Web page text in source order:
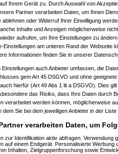
Ihrem Gerät zu. Durch Auswahl von
Partner verarbeiten Daten, um Ihnen
ablehnen oder Widerruf Ihrer Einwilligung
Inhalte und Anzeigen möglicherweise
aufrufen, um Ihre Einstellungen zu
Einstellungen am unteren Rand der Webseite
Informationen finden Sie in unserer
auch Anbieter umfassen, die
gem Art 45 DSGVO und ohne
hierfür (Art 49 Abs 1 lit a DSGVO). Dies
das Risiko, dass Ihre Daten durch
verarbeitet werden können, möglicherweise
dem Sie bei dem jeweiligen Anbieter in der
verarbeiten Daten, um
zur Identifikation aktiv abfragen. Verwendung
auf einem Endgerät. Personalisierte Werbung
Inhalten, Zielgruppenforschung sowie